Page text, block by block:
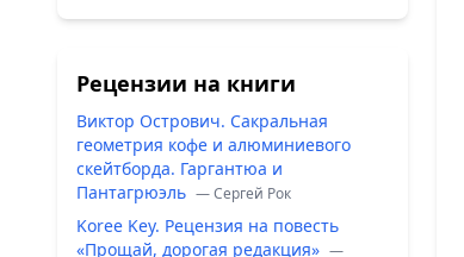
Рецензии на книги
Виктор Острович. Сакральная
геометрия кофе и алюминиевого
скейтборда. Гаргантюа и
Пантагрюэль — Сергей Рок
Koree Key. Рецензия на повесть
«Прощай, дорогая редакция» —